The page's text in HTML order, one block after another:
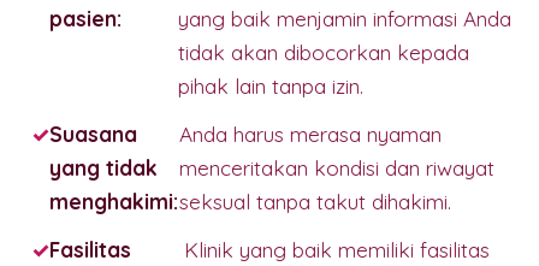
pasien:
yang baik menjamin informasi Anda
tidak akan dibocorkan kepada
pihak lain tanpa izin.
Suasana
yang tidak
menghakimi:
Anda harus merasa nyaman
menceritakan kondisi dan riwayat
seksual tanpa takut dihakimi.
Fasilitas
Klinik yang baik memiliki fasilitas